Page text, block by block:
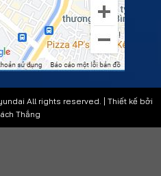
All rights reserved. | Thiết kế bởi
Thắng